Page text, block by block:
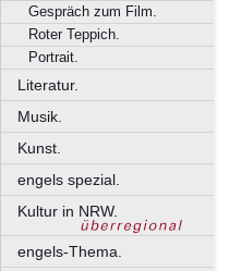
Gespräch zum Film.
Roter Teppich.
Portrait.
Literatur.
Musik.
Kunst.
engels spezial.
Kultur in NRW.
engels-Thema.